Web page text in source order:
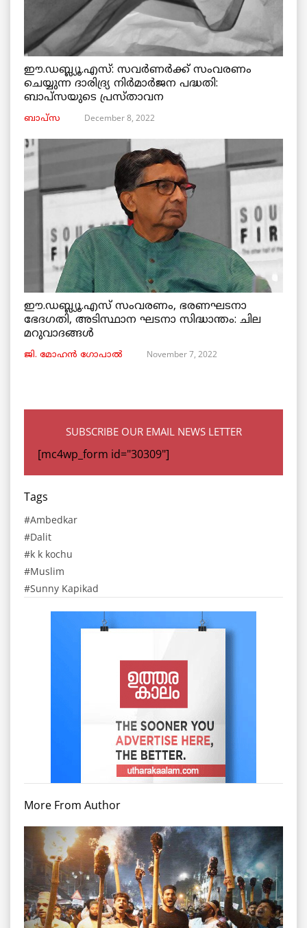
ഈ.ഡബ്ല്യൂ.എസ്: സവർണർക്ക് സംവരണം
ചെയ്യുന്ന ദാരിദ്ര്യ നിർമാർജന പദ്ധതി:
ബാപ്സയുടെ പ്രസ്താവന
ബാപ്സ December 8, 2022
ഈ.ഡബ്ല്യൂ.എസ് സംവരണം, ഭരണഘടനാ
ഭേദഗതി, അടിസ്ഥാന ഘടനാ സിദ്ധാന്തം: ചില
മറുവാദങ്ങൾ
ജി. മോഹൻ ഗോപാൽ November 7, 2022
SUBSCRIBE OUR EMAIL NEWS LETTER
[mc4wp_form id="30309"]
Tags
Ambedkar
Dalit
k k kochu
Muslim
Sunny Kapikad
More From Author